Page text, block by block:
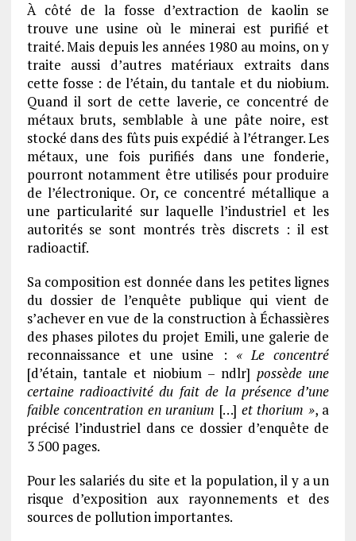
À côté de la fosse d’extraction de kaolin se
trouve une usine où le minerai est purifié et
traité. Mais depuis les années 1980 au moins, on y
traite aussi d’autres matériaux extraits dans
cette fosse : de l’étain, du tantale et du niobium.
Quand il sort de cette laverie, ce concentré de
métaux bruts, semblable à une pâte noire, est
stocké dans des fûts puis expédié à l’étranger. Les
métaux, une fois purifiés dans une fonderie,
pourront notamment être utilisés pour produire
de l’électronique. Or, ce concentré métallique a
une particularité sur laquelle l’industriel et les
autorités se sont montrés très discrets : il est
radioactif.
Sa composition est donnée dans les petites lignes
du dossier de l’enquête publique qui vient de
s’achever en vue de la construction à Échassières
des phases pilotes du projet Emili, une galerie de
reconnaissance et une usine : « Le concentré
[d’étain, tantale et niobium – ndlr] possède une
certaine radioactivité du fait de la présence d’une
faible concentration en uranium […] et thorium », a
précisé l’industriel dans ce dossier d’enquête de
3 500 pages.
Pour les salariés du site et la population, il y a un
risque d’exposition aux rayonnements et des
sources de pollution importantes.